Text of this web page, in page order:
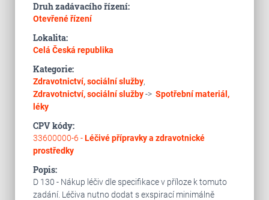
Druh zadávacího řízení:
Otevřené řízení
Lokalita:
Celá Česká republika
Kategorie:
Zdravotnictví, sociální služby,
Zdravotnictví, sociální služby-> Spotřební materiál,
léky
CPV kódy:
33600000-6 -Léčivé přípravky a zdravotnické
prostředky
Popis:
D 130 - Nákup léčiv dle specifikace v příloze k tomuto
zadání. Léčiva nutno dodat s exspirací minimálně